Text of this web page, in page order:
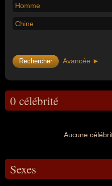
Homme
Chine
Avancée ►
0 célébrité
Aucune
Sexes